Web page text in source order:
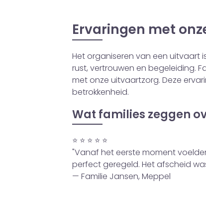
Ervaringen met
Het organiseren van een uitvaart
rust, vertrouwen en begeleiding.
met onze uitvaartzorg. Deze
betrokkenheid.
Wat families zeggen
⭐ ⭐ ⭐ ⭐ ⭐
"Vanaf het eerste moment
perfect geregeld. Het afscheid
— Familie Jansen, Meppel